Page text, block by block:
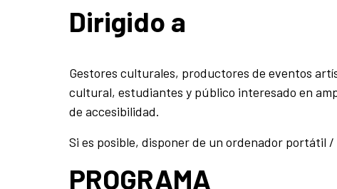
Dirigido a
Gestores culturales, productores de eventos
cultural, estudiantes y público interesado en
de accesibilidad.
Si es posible, disponer de un ordenador portátil
PROGRAMA